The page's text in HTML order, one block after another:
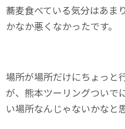
蕎麦食べている気分はあま
かなか悪くなかったです。
場所が場所だけにちょっと
が、熊本ツーリングついで
い場所なんじゃないかなと